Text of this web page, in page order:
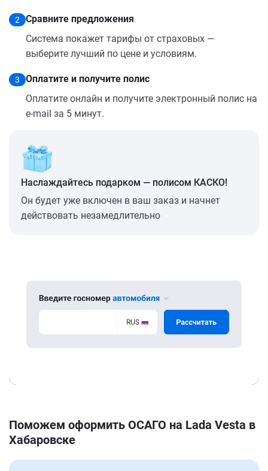
2
Сравните предложения
Система покажет тарифы от страховых —
выберите лучший по цене и условиям.
3
Оплатите и получите полис
Оплатите онлайн и получите электронный полис на
e-mail за 5 минут.
Наслаждайтесь подарком — полисом КАСКО!
Он будет уже включен в ваш заказ и начнет
действовать незамедлительно
Поможем оформить ОСАГО на Lada Vesta в
Хабаровске